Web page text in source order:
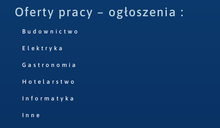
Oferty pracy – ogłoszenia :
Budownictwo
Elektryka
Gastronomia
Hotelarstwo
Informatyka
Inne